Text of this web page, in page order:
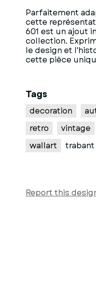
Parfaitement
cette
601 est un ajout
collection.
le design et
cette pièce
Tags
decoration
retro
vintage
wallart
trabant
Report this